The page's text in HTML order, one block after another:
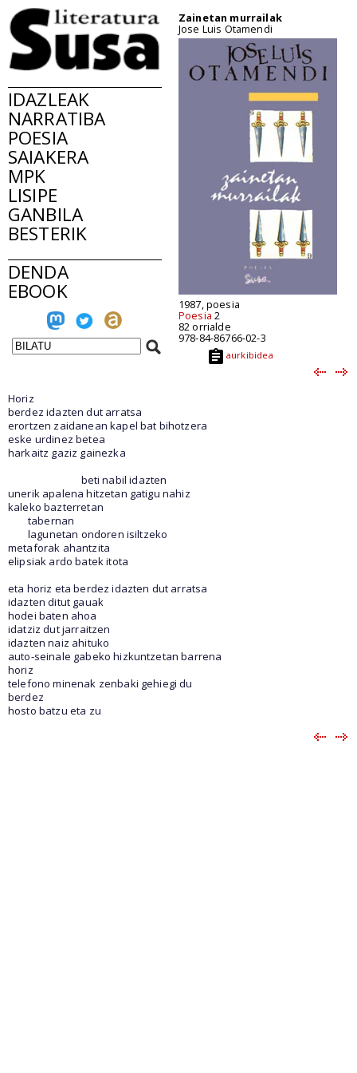
IDAZLEAK
NARRATIBA
POESIA
SAIAKERA
MPK
LISIPE
GANBILA
BESTERIK
DENDA
EBOOK
Zainetan murrailak
Jose Luis Otamendi
1987, poesia
Poesia 2
82 orrialde
978-84-86766-02-3
aurkibidea
Horiz
berdez idazten dut arratsa
erortzen zaidanean kapel bat bihotzera
eske urdinez betea
harkaitz gaziz gainezka
beti nabil idazten
unerik apalena hitzetan gatigu nahiz
kaleko bazterretan
tabernan
lagunetan ondoren isiltzeko
metaforak ahantzita
elipsiak ardo batek itota
eta horiz eta berdez idazten dut arratsa
idazten ditut gauak
hodei baten ahoa
idatziz dut jarraitzen
idazten naiz ahituko
auto-seinale gabeko hizkuntzetan barrena
horiz
telefono minenak zenbaki gehiegi du
berdez
hosto batzu eta zu